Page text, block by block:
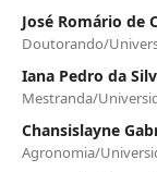
José Romário de
Doutorando/
Iana Pedro da
Mestranda/
Chansislayne
Agronomia/